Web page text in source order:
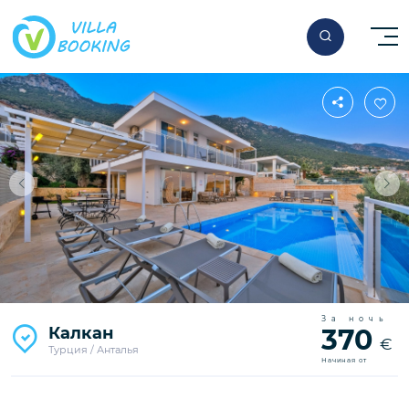
Калкан
Турция / Анталья
За ночь
370 €
Начиная от